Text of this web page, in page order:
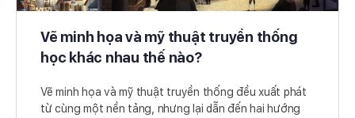
Vẽ minh họa và mỹ thuật truyền thống
học khác nhau thế nào?
Vẽ minh họa và mỹ thuật truyền thống đều xuất phát
từ cùng một nền tảng, nhưng lại dẫn đến hai hướng